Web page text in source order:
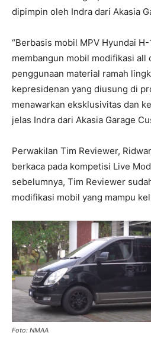
dipimpin oleh Indra dari Akasia
“Berbasis mobil MPV Hyundai
membangun mobil modifikasi all
penggunaan material ramah
kepresidenan yang diusung di
menawarkan eksklusivitas dan
jelas Indra dari Akasia Garage
Perwakilan Tim Reviewer,
berkaca pada kompetisi Live
sebelumnya, Tim Reviewer
modifikasi mobil yang mampu
Foto: NMAA